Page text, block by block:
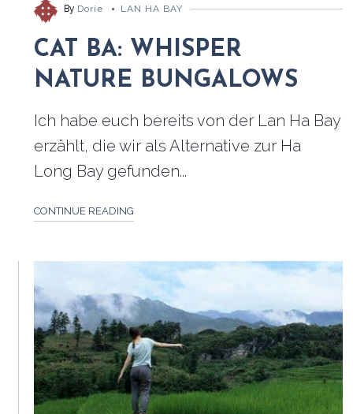
By Dorie LAN HA BAY
CAT BA: WHISPER
NATURE BUNGALOWS
Ich habe euch bereits von der Lan Ha Bay
erzählt, die wir als Alternative zur Ha
Long Bay gefunden...
CONTINUE READING